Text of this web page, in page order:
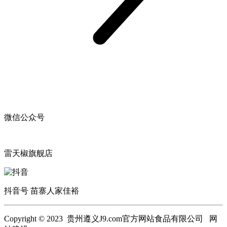
微信公众号
雷天椒旗舰店
抖音号 苗寨人家佳裕
Copyright © 2023 贵州遵义J9.com官方网站食品有限公司 网